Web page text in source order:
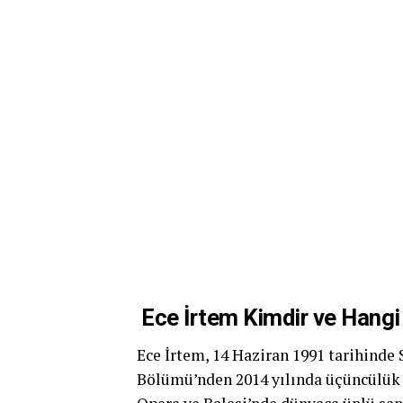
Ece İrtem Kimdir ve Hangi
Ece İrtem, 14 Haziran 1991 tarihinde
Bölümü’nden 2014 yılında